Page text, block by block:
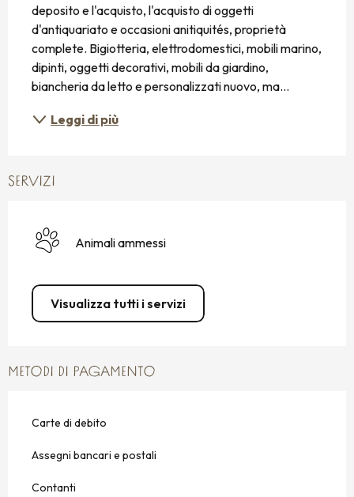
deposito e l'acquisto, l'acquisto di oggetti
d'antiquariato e occasioni anitiquités, proprietà
complete. Bigiotteria, elettrodomestici, mobili marino,
dipinti, oggetti decorativi, mobili da giardino,
biancheria da letto e personalizzati nuovo, ma...
Leggi di più
SERVIZI
Animali ammessi
Visualizza tutti i servizi
METODI DI PAGAMENTO
Carte di debito
Assegni bancari e postali
Contanti